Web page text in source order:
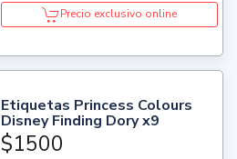
Precio exclusivo online
Etiquetas Princess Colours
Disney Finding Dory x9
$1500